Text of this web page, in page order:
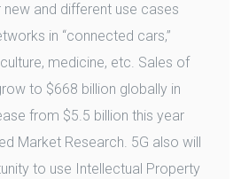
and different use cases
in “connected cars,”
medicine, etc. Sales of
to $668 billion globally in
from $5.5 billion this year
Market Research. 5G also will
to use Intellectual Property